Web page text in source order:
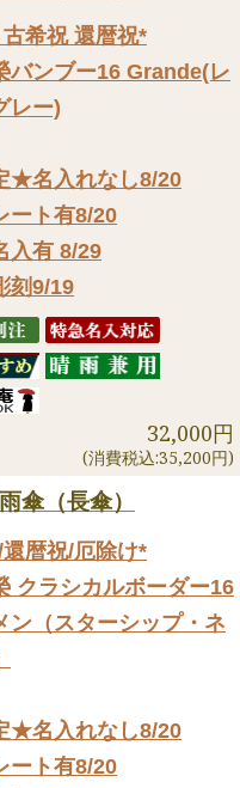
希祝 還暦祝*
バンブー16 Grande(レ
レー)
★名入れなし8/20
ート有8/20
入有 8/29
刻9/19
32,000円
(消費税込:35,200円)
傘（長傘）
暦祝/厄除け*
クラシカルボーダー16
ン（スターシップ・ネ
★名入れなし8/20
ート有8/20